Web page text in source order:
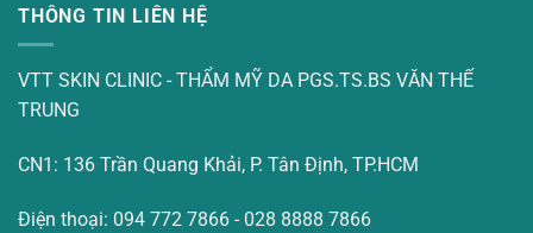
THÔNG TIN LIÊN HỆ
VTT SKIN CLINIC - THẨM MỸ DA PGS.TS.BS VĂN THẾ
TRUNG
CN1: 136 Trần Quang Khải, P. Tân Định, TP.HCM
Điện thoại: 094 772 7866 - 028 8888 7866